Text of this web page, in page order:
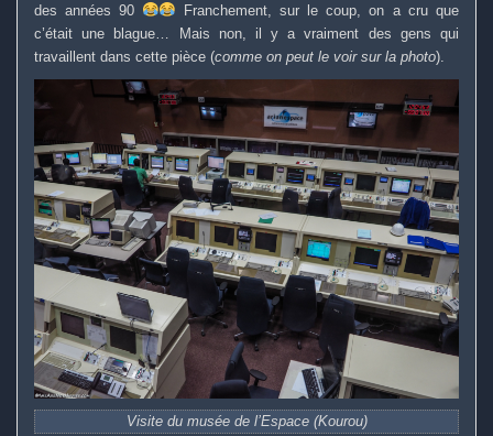
des années 90
Franchement, sur le coup, on a cru que
c’était une blague… Mais non, il y a vraiment des gens qui
travaillent dans cette pièce (comme on peut le voir sur la photo).
Visite du musée de l’Espace (Kourou)